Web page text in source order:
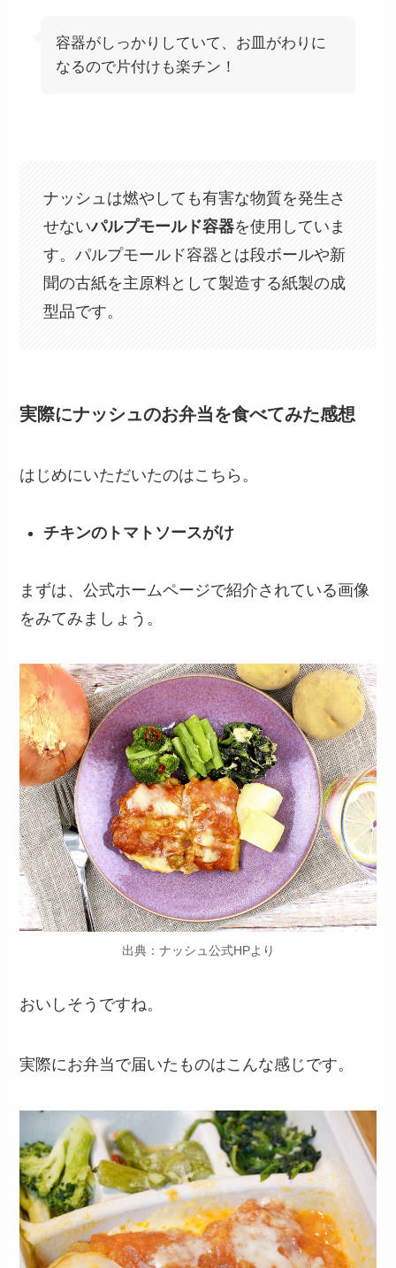
容器がしっかりしていて、お皿がわりに
なるので片付けも楽チン！
ナッシュは燃やしても有害な物質を発生さ
せないパルプモールド容器を使用していま
す。パルプモールド容器とは段ボールや新
聞の古紙を主原料として製造する紙製の成
型品です。
実際にナッシュのお弁当を食べてみた感想
はじめにいただいたのはこちら。
チキンのトマトソースがけ
まずは、公式ホームページで紹介されている画像
をみてみましょう。
出典：ナッシュ公式HPより
おいしそうですね。
実際にお弁当で届いたものはこんな感じです。